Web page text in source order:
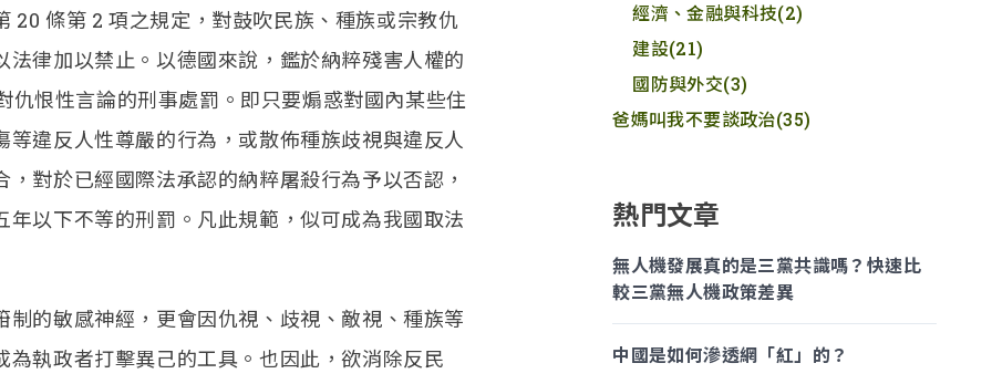
20 條第 2 項之規定，對鼓吹民族、種族或宗教仇
律加以禁止。以德國來說，鑑於納粹殘害人權的
恨性言論的刑事處罰。即只要煽惑對國內某些住
違反人性尊嚴的行為，或散佈種族歧視與違反人
對於已經國際法承認的納粹屠殺行為予以否認，
以下不等的刑罰。凡此規範，似可成為我國取法
的敏感神經，更會因仇視、歧視、敵視、種族等
執政者打擊異己的工具。也因此，欲消除反民
經濟、金融與科技(2)
建設(21)
國防與外交(3)
爸媽叫我不要談政治(35)
熱門文章
無人機發展真的是三黨共識嗎？快速比
較三黨無人機政策差異
中國是如何滲透網「紅」的？